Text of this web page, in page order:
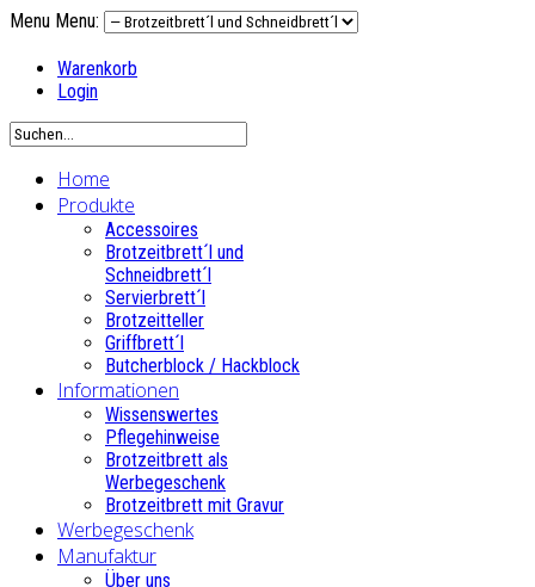
Menu Menu:
Warenkorb
Login
Home
Produkte
Accessoires
Brotzeitbrett´l und
Schneidbrett´l
Servierbrett´l
Brotzeitteller
Griffbrett´l
Butcherblock / Hackblock
Informationen
Wissenswertes
Pflegehinweise
Brotzeitbrett als
Werbegeschenk
Brotzeitbrett mit Gravur
Werbegeschenk
Manufaktur
Über uns